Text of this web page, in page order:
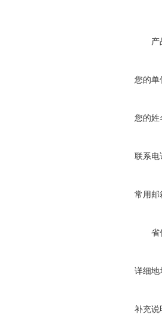
产
您的单
您的姓
联系电
常用邮
省
详细地
补充说